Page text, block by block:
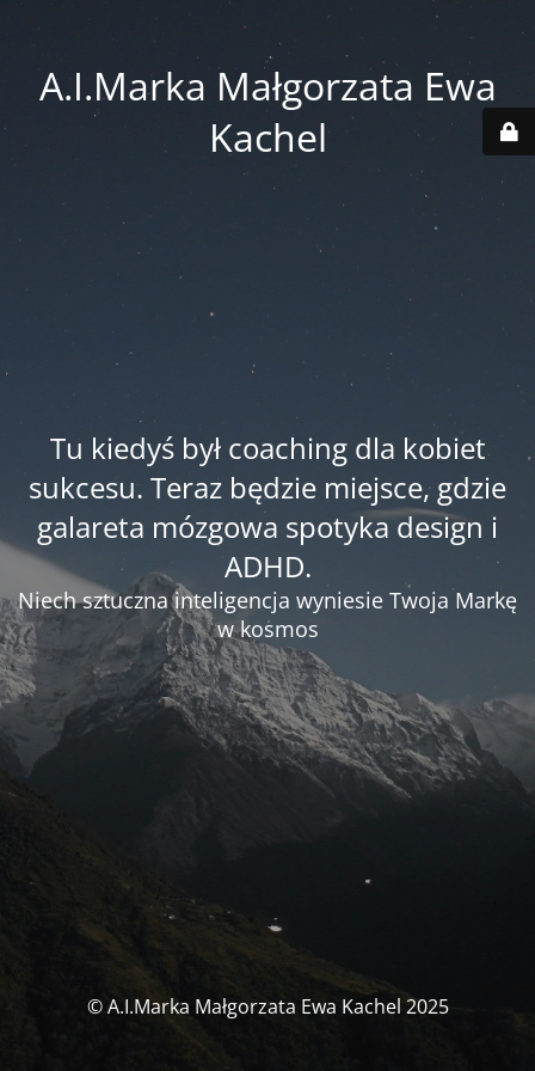
A.I.Marka Małgorzata Ewa
Kachel
Tu kiedyś był coaching dla kobiet
sukcesu. Teraz będzie miejsce, gdzie
galareta mózgowa spotyka design i
ADHD.
Niech sztuczna inteligencja wyniesie Twoja Markę
w kosmos
© A.I.Marka Małgorzata Ewa Kachel 2025